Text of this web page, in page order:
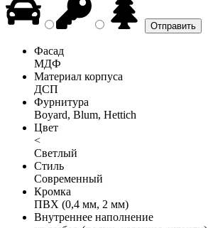
Фасад
МДФ
Материал корпуса
ДСП
Фурнитура
Boyard, Blum, Hettich
Цвет
<
Светлый
Стиль
Современный
Кромка
ПВХ (0,4 мм, 2 мм)
Внутреннее наполнение